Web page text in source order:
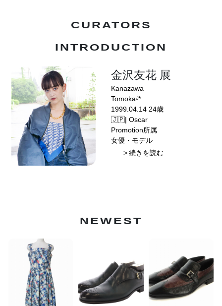
CURATORS
INTRODUCTION
金沢友花 展
Kanazawa
Tomokaᵕ̈*
1999.04.14 24歳
🇯🇵| Oscar
Promotion所属
女優・モデル
> 続きを読む
NEWEST